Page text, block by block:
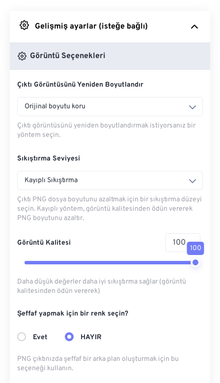
Google Drive'dan
OneDrive'dan
Url'den
Gelişmiş ayarlar (isteğe bağlı)
Görüntü Seçenekleri
Çıktı Görüntüsünü Yeniden Boyutlandır
Orijinal boyutu koru
Çıktı görüntüsünü yeniden boyutlandırmak istiyorsanız bir
yöntem seçin.
Sıkıştırma Seviyesi
Kayıplı Sıkıştırma
Çıktı PNG dosya boyutunu azaltmak için bir sıkıştırma düzeyi
seçin. Kayıplı yöntem, görüntü kalitesinden ödün vererek
PNG boyutunu azaltır.
Görüntü Kalitesi
100
Daha düşük değerler daha iyi sıkıştırma sağlar (görüntü
kalitesinden ödün vererek)
Şeffaf yapmak için bir renk seçin?
Evet HAYIR
PNG çıktınızda şeffaf bir arka plan oluşturmak için bu
seçeneği kullanın.